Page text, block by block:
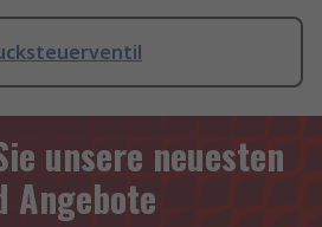
unsere neuesten
Angebote